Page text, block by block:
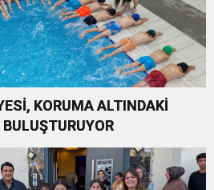
KORUMA ALTINDAKİ